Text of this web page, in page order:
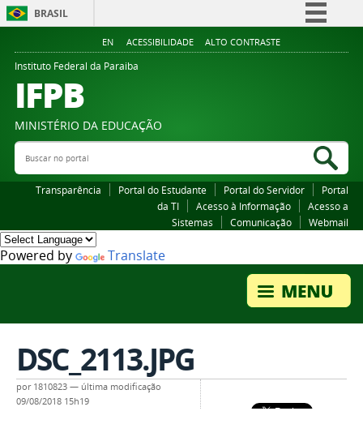
BRASIL
Simplifique!
Legislação
EN ACESSIBILIDADE ALTO CONTRASTE
Instituto Federal da Paraiba
IFPB
MINISTÉRIO DA EDUCAÇÃO
Buscar no portal
Transparência Portal do Estudante Portal do Servidor
Portal
da TI
Acesso à Informação
Acesso a
Sistemas
Comunicação Webmail
Powered by Translate
DSC_2113.JPG
por 1810823 — última modificação
09/08/2018 15h19